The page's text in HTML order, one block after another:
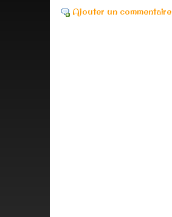
Ajouter un commentaire